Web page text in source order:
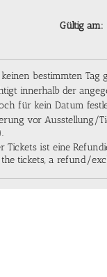
Gültig am:
bestimmten Tag
innerhalb der
für kein Datum
vor Ausstellung/
Tickets ist eine
tickets, a refund/